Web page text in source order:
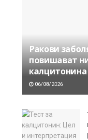
Ракови
повишават
калцитонина
06/08/2026